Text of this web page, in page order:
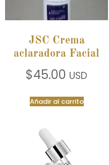
JSC Crema
aclaradora Facial
$45.00 USD
Añadir al carrito